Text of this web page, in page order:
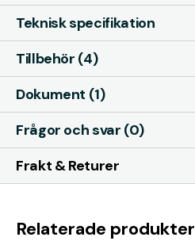
och separatsmörjning.
Teknisk specifikation
Tillbehör (4)
Dokument (1)
Frågor och svar (0)
Frakt & Returer
Relaterade produkter